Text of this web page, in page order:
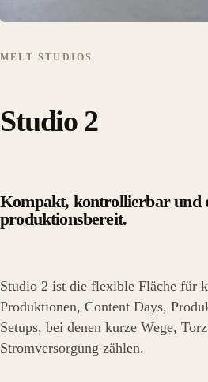
MELT STUDIOS
Studio 2
Kompakt, kontrollierbar und
produktionsbereit.
Studio 2 ist die flexible Fläche für
Produktionen, Content Days,
Setups, bei denen kurze Wege,
Stromversorgung zählen.